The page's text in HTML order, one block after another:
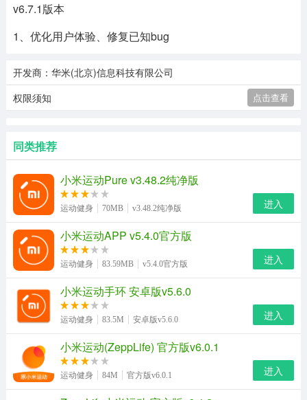
v6.7.1版本
1、优化用户体验、修复已知bug
开发商：华米(北京)信息科技有限公司
权限须知
点击查看
同类推荐
小米运动Pure v3.48.2纯净版
运动健身 70MB v3.48.2纯净版 进入
小米运动APP v5.4.0官方版
运动健身 83.59MB v5.4.0官方版 进入
小米运动手环 安卓版v5.6.0
运动健身 83.5M 安卓版v5.6.0 进入
小米运动(ZeppLife) 官方版v6.0.1
运动健身 84M 官方版v6.0.1 进入